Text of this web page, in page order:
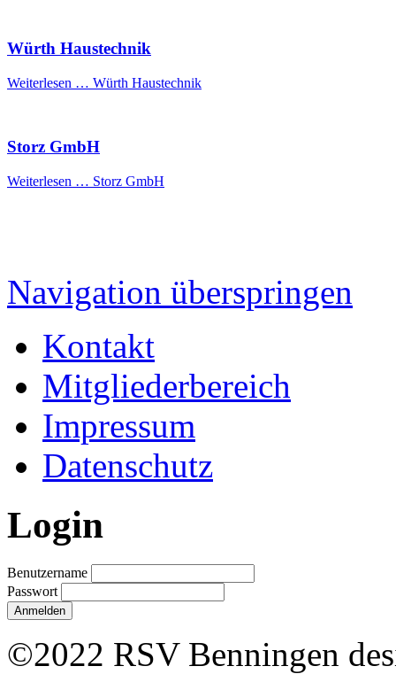
Würth Haustechnik
Weiterlesen … Würth Haustechnik
Storz GmbH
Weiterlesen … Storz GmbH
Navigation überspringen
Kontakt
Mitgliederbereich
Impressum
Datenschutz
Login
Benutzername
Passwort
Anmelden
©2022 RSV Benningen